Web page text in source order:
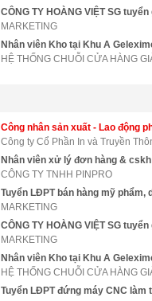
MARKETING
HỆ THỐNG CHUỖI CỬA HÀNG
Công nhân sản xuất - Lao động
Công ty Cổ Phần In và Truyền
Nhân viên xử lý đơn hàng & cskh
CÔNG TY TNHH PINPRO
Tuyển LĐPT bán hàng mỹ phẩm,
MARKETING
MARKETING
HỆ THỐNG CHUỖI CỬA HÀNG